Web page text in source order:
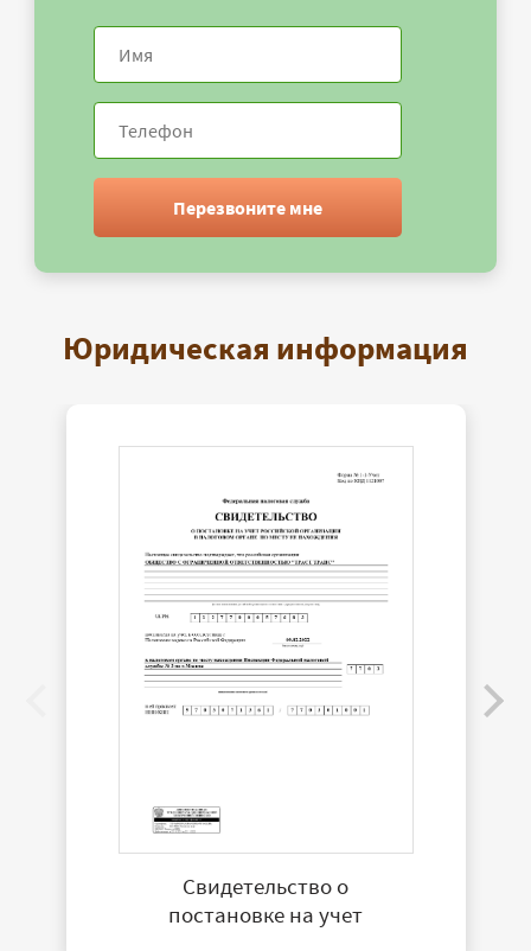
Перезвоните мне
Юридическая информация
Свидетельство о
постановке на учет